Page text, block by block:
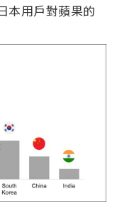
本用戶對蘋果的